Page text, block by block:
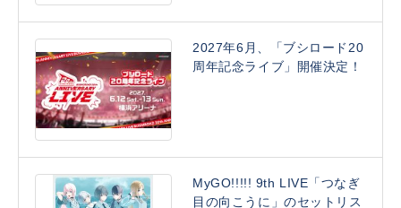
2027年6月、「ブシロード20
周年記念ライブ」開催決定！
MyGO!!!!! 9th LIVE「つなぎ
目の向こうに」のセットリス